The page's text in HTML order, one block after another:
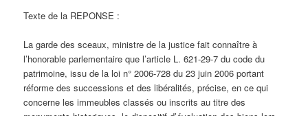
Texte de la REPONSE :
La garde des sceaux, ministre de la justice fait connaître à
l’honorable parlementaire que l’article L. 621-29-7 du code du
patrimoine, issu de la loi n° 2006-728 du 23 juin 2006 portant
réforme des successions et des libéralités, précise, en ce qui
concerne les immeubles classés ou inscrits au titre des